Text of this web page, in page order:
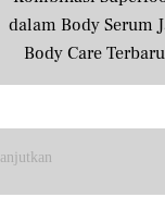
dalam Body Serum
Body Care
Masyarakat